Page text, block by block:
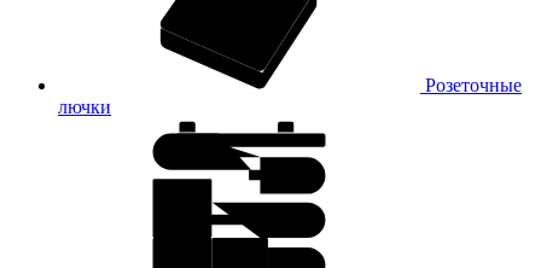
Розеточные
лючки